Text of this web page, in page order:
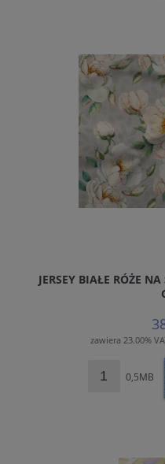
JERSEY BIAŁE RÓŻE
zawiera 23.00%
0,5MB